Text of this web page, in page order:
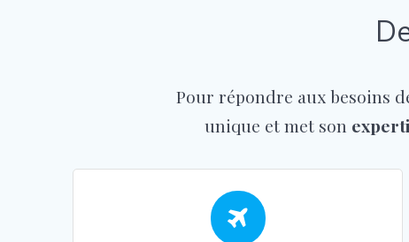
Pour répondre aux besoins
unique et met son